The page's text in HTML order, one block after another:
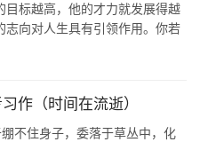
标越高，他的才力就发展得越
志向对人生具有引领作用。你若
作（时间在流逝）
不住身子，委落于草丛中，化